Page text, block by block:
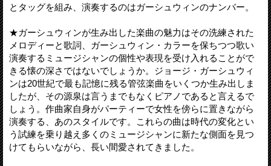
とタッグを組み、演奏するのはガーシュウィンのナンバー。
★ガーシュウィンが生み出した楽曲の魅力はその洗練された
メロディーと歌詞、ガーシュウィン・カラーを保ちつつ歌い
演奏するミュージシャンの個性や表現を受け入れることがで
きる懐の深さではないでしょうか。ジョージ・ガーシュウィ
ンは20世紀で最も記憶に残る管弦楽曲をいくつか生み出しま
したが、その源泉は言うまでもなくピアノであると言えるで
しょう。作曲家自身がパーティーで女性を傍らに置きながら
演奏する、あのスタイルです。これらの曲は時代の変化とい
う試練を乗り越え多くのミュージシャンに新たな側面を見つ
けてもらいながら、長い間愛されてきました。